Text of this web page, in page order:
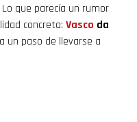
que parecía un rumor
concreta: Vasco da
un paso de llevarse a